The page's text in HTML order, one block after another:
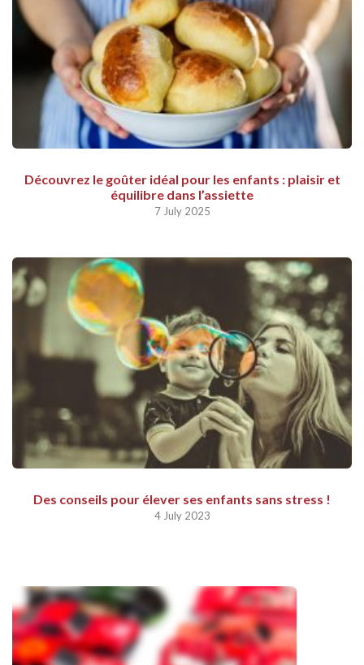
Découvrez le goûter idéal pour les enfants : plaisir et
équilibre dans l’assiette
7 July 2025
Des conseils pour élever ses enfants sans stress !
4 July 2023